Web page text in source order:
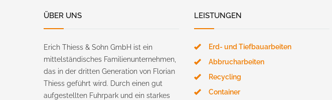
ÜBER UNS
Erich Thiess & Sohn GmbH ist ein
mittelständisches Familienunternehmen,
das in der dritten Generation von Florian
Thiess geführt wird. Durch einen gut
aufgestellten Fuhrpark und ein starkes
LEISTUNGEN
Erd- und Tiefbauarbeiten
Abbrucharbeiten
Recycling
Container